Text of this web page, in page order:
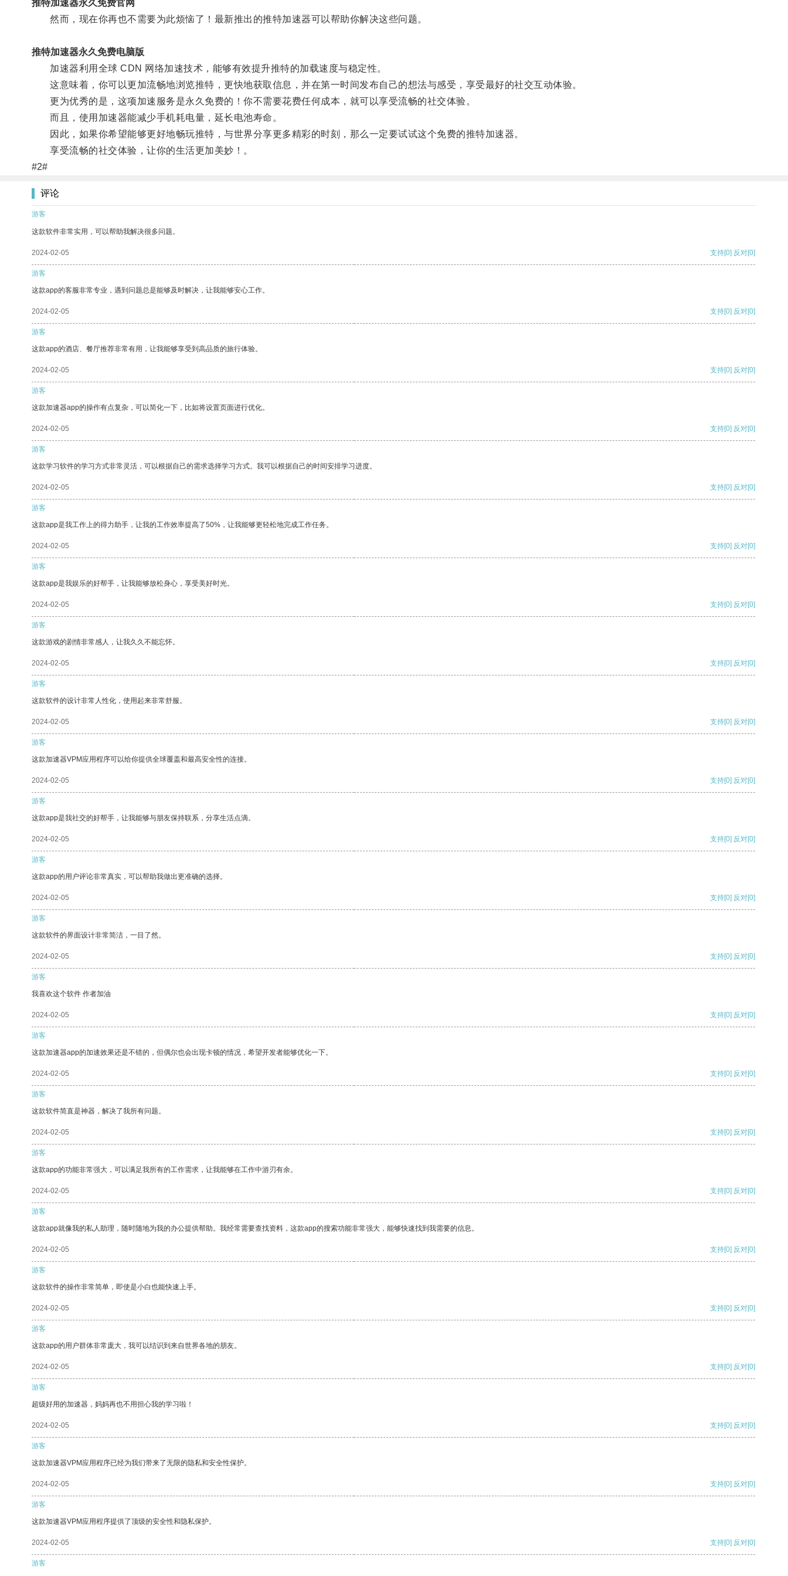
推特加速器永久免费官网
然而，现在你再也不需要为此烦恼了！最新推出的推特加速器可以帮助你解决这些问题。
推特加速器永久免费电脑版
加速器利用全球 CDN 网络加速技术，能够有效提升推特的加载速度与稳定性。
这意味着，你可以更加流畅地浏览推特，更快地获取信息，并在第一时间发布自己的想法与感受，享受最好的社交互动体验。
更为优秀的是，这项加速服务是永久免费的！你不需要花费任何成本，就可以享受流畅的社交体验。
而且，使用加速器能减少手机耗电量，延长电池寿命。
因此，如果你希望能够更好地畅玩推特，与世界分享更多精彩的时刻，那么一定要试试这个免费的推特加速器。
享受流畅的社交体验，让你的生活更加美妙！。
#2#
评论
游客
这款软件非常实用，可以帮助我解决很多问题。
2024-02-05 支持[0] 反对[0]
游客
这款app的客服非常专业，遇到问题总是能够及时解决，让我能够安心工作。
2024-02-05 支持[0] 反对[0]
游客
这款app的酒店、餐厅推荐非常有用，让我能够享受到高品质的旅行体验。
2024-02-05 支持[0] 反对[0]
游客
这款加速器app的操作有点复杂，可以简化一下，比如将设置页面进行优化。
2024-02-05 支持[0] 反对[0]
游客
这款学习软件的学习方式非常灵活，可以根据自己的需求选择学习方式。我可以根据自己的时间安排学习进度。
2024-02-05 支持[0] 反对[0]
游客
这款app是我工作上的得力助手，让我的工作效率提高了50%，让我能够更轻松地完成工作任务。
2024-02-05 支持[0] 反对[0]
游客
这款app是我娱乐的好帮手，让我能够放松身心，享受美好时光。
2024-02-05 支持[0] 反对[0]
游客
这款游戏的剧情非常感人，让我久久不能忘怀。
2024-02-05 支持[0] 反对[0]
游客
这款软件的设计非常人性化，使用起来非常舒服。
2024-02-05 支持[0] 反对[0]
游客
这款加速器VPM应用程序可以给你提供全球覆盖和最高安全性的连接。
2024-02-05 支持[0] 反对[0]
游客
这款app是我社交的好帮手，让我能够与朋友保持联系，分享生活点滴。
2024-02-05 支持[0] 反对[0]
游客
这款app的用户评论非常真实，可以帮助我做出更准确的选择。
2024-02-05 支持[0] 反对[0]
游客
这款软件的界面设计非常简洁，一目了然。
2024-02-05 支持[0] 反对[0]
游客
我喜欢这个软件 作者加油
2024-02-05 支持[0] 反对[0]
游客
这款加速器app的加速效果还是不错的，但偶尔也会出现卡顿的情况，希望开发者能够优化一下。
2024-02-05 支持[0] 反对[0]
游客
这款软件简直是神器，解决了我所有问题。
2024-02-05 支持[0] 反对[0]
游客
这款app的功能非常强大，可以满足我所有的工作需求，让我能够在工作中游刃有余。
2024-02-05 支持[0] 反对[0]
游客
这款app就像我的私人助理，随时随地为我的办公提供帮助。我经常需要查找资料，这款app的搜索功能非常强大，能够快速找到我需要的信息。
2024-02-05 支持[0] 反对[0]
游客
这款软件的操作非常简单，即使是小白也能快速上手。
2024-02-05 支持[0] 反对[0]
游客
这款app的用户群体非常庞大，我可以结识到来自世界各地的朋友。
2024-02-05 支持[0] 反对[0]
游客
超级好用的加速器，妈妈再也不用担心我的学习啦！
2024-02-05 支持[0] 反对[0]
游客
这款加速器VPM应用程序已经为我们带来了无限的隐私和安全性保护。
2024-02-05 支持[0] 反对[0]
游客
这款加速器VPM应用程序提供了顶级的安全性和隐私保护。
2024-02-05 支持[0] 反对[0]
游客